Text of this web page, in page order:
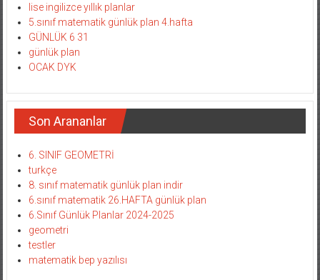
lise ingilizce yıllık planlar
5.sınıf matematik günlük plan 4.hafta
GÜNLÜK 6 31
günlük plan
OCAK DYK
Son Arananlar
6. SINIF GEOMETRİ
turkçe
8. sınıf matematik günlük plan indir
6.sınıf matematik 26.HAFTA günlük plan
6.Sınıf Günlük Planlar 2024-2025
geometri
testler
matematik bep yazılısı